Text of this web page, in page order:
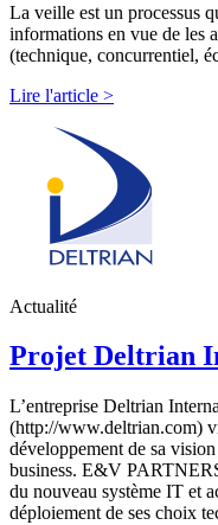
La veille est un processus
informations en vue de les
(technique, concurrentiel,
Lire l'article >
Actualité
Projet Deltrian
L’entreprise Deltrian
(http://www.deltrian.com)
développement de sa
business. E&V
du nouveau système IT et
déploiement de ses choix